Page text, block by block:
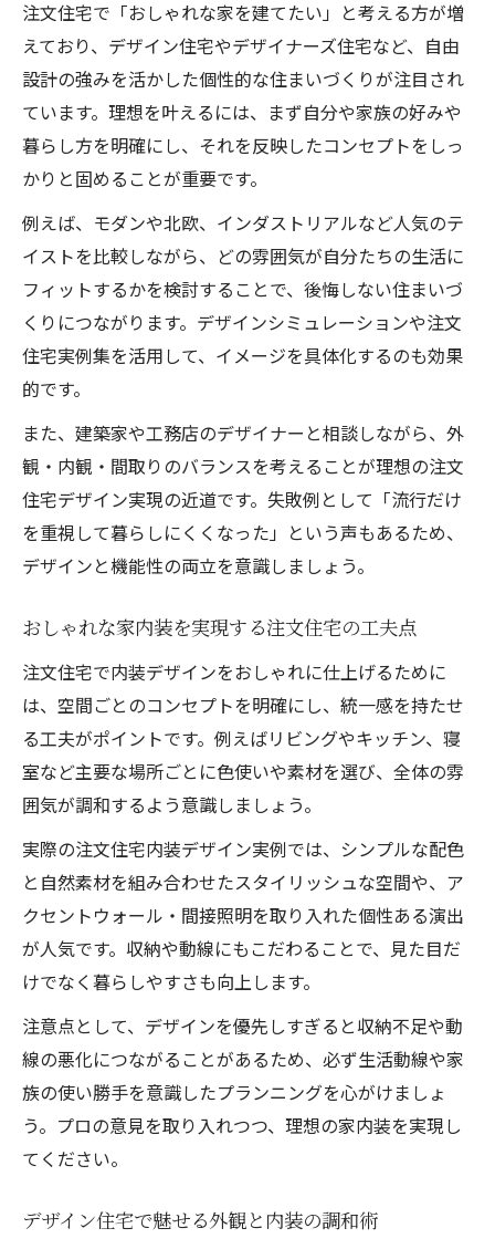
注文住宅で「おしゃれな家を建てたい」と考える方が増
えており、デザイン住宅やデザイナーズ住宅など、自由
設計の強みを活かした個性的な住まいづくりが注目され
ています。理想を叶えるには、まず自分や家族の好みや
暮らし方を明確にし、それを反映したコンセプトをしっ
かりと固めることが重要です。
例えば、モダンや北欧、インダストリアルなど人気のテ
イストを比較しながら、どの雰囲気が自分たちの生活に
フィットするかを検討することで、後悔しない住まいづ
くりにつながります。デザインシミュレーションや注文
住宅実例集を活用して、イメージを具体化するのも効果
的です。
また、建築家や工務店のデザイナーと相談しながら、外
観・内観・間取りのバランスを考えることが理想の注文
住宅デザイン実現の近道です。失敗例として「流行だけ
を重視して暮らしにくくなった」という声もあるため、
デザインと機能性の両立を意識しましょう。
おしゃれな家内装を実現する注文住宅の工夫点
注文住宅で内装デザインをおしゃれに仕上げるために
は、空間ごとのコンセプトを明確にし、統一感を持たせ
る工夫がポイントです。例えばリビングやキッチン、寝
室など主要な場所ごとに色使いや素材を選び、全体の雰
囲気が調和するよう意識しましょう。
実際の注文住宅内装デザイン実例では、シンプルな配色
と自然素材を組み合わせたスタイリッシュな空間や、ア
クセントウォール・間接照明を取り入れた個性ある演出
が人気です。収納や動線にもこだわることで、見た目だ
けでなく暮らしやすさも向上します。
注意点として、デザインを優先しすぎると収納不足や動
線の悪化につながることがあるため、必ず生活動線や家
族の使い勝手を意識したプランニングを心がけましょ
う。プロの意見を取り入れつつ、理想の家内装を実現し
てください。
デザイン住宅で魅せる外観と内装の調和術